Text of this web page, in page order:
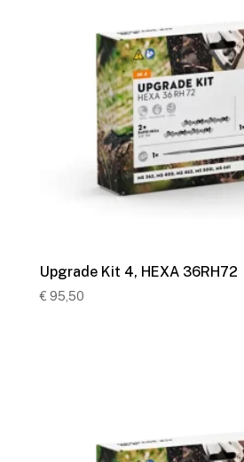
Upgrade Kit 4, HEXA 36RH72
€ 95,50